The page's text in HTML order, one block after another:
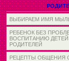
ВЫБИРАЕМ ИМЯ
РЕБЕНОК БЕЗ
ВОСПИТАНИЮ
РОДИТЕЛЕЙ
РЕЦЕПТЫ ОБЩЕНИЯ